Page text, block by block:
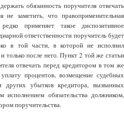
обязанность поручителя отвечать
не заметить, что правоприменительная
применяет такое диспозитивное
ответственности поручитель будет
в той части, в которой не исполнил
только после него. Пункт 2 той же статьи
отвечать перед кредитором в том же
процентов, возмещение судебных
убытков кредитора, вызванных
обязательства должником,
поручительства.